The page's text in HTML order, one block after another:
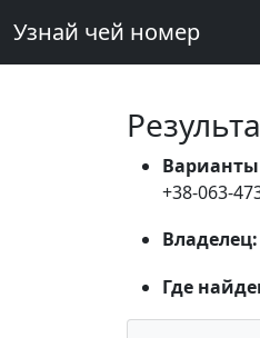
Узнай чей номер
+38-063-
Владелец:
Где